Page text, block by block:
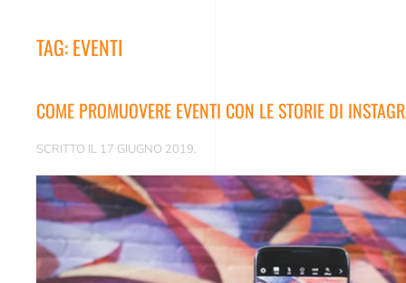
TAG:EVENTI
COME PROMUOVERE EVENTI CON LE STORIE DI
SCRITTO IL 17 GIUGNO 2019.